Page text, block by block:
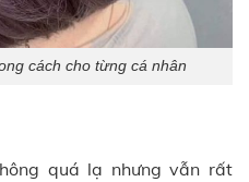
cách cho từng cá nhân
quá lạ nhưng vẫn rất